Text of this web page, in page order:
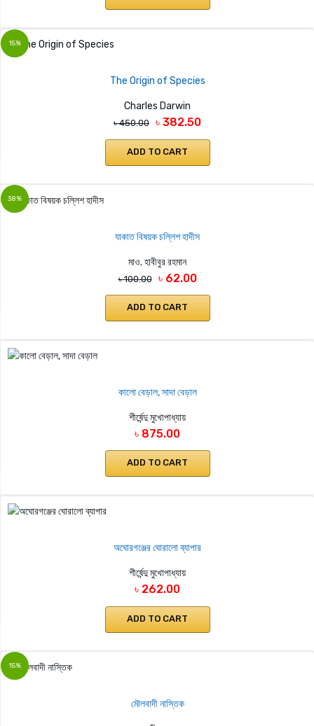
15%
The Origin of Species
Charles Darwin
৳ 450.00 ৳ 382.50
ADD TO CART
38%
যাকাত বিষয়ক চল্লিশ হাদীস
মাও. হাবীবুর রহমান
৳ 100.00 ৳ 62.00
ADD TO CART
কালো বেড়াল, সাদা বেড়াল
শীর্ষেন্দু মুখোপাধ্যায়
৳ 875.00
ADD TO CART
অঘোরগঞ্জের ঘোরালো ব্যাপার
শীর্ষেন্দু মুখোপাধ্যায়
৳ 262.00
ADD TO CART
15%
মৌলবাদী নাস্তিক